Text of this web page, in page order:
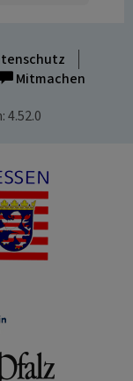
Mitmachen
4.52.0